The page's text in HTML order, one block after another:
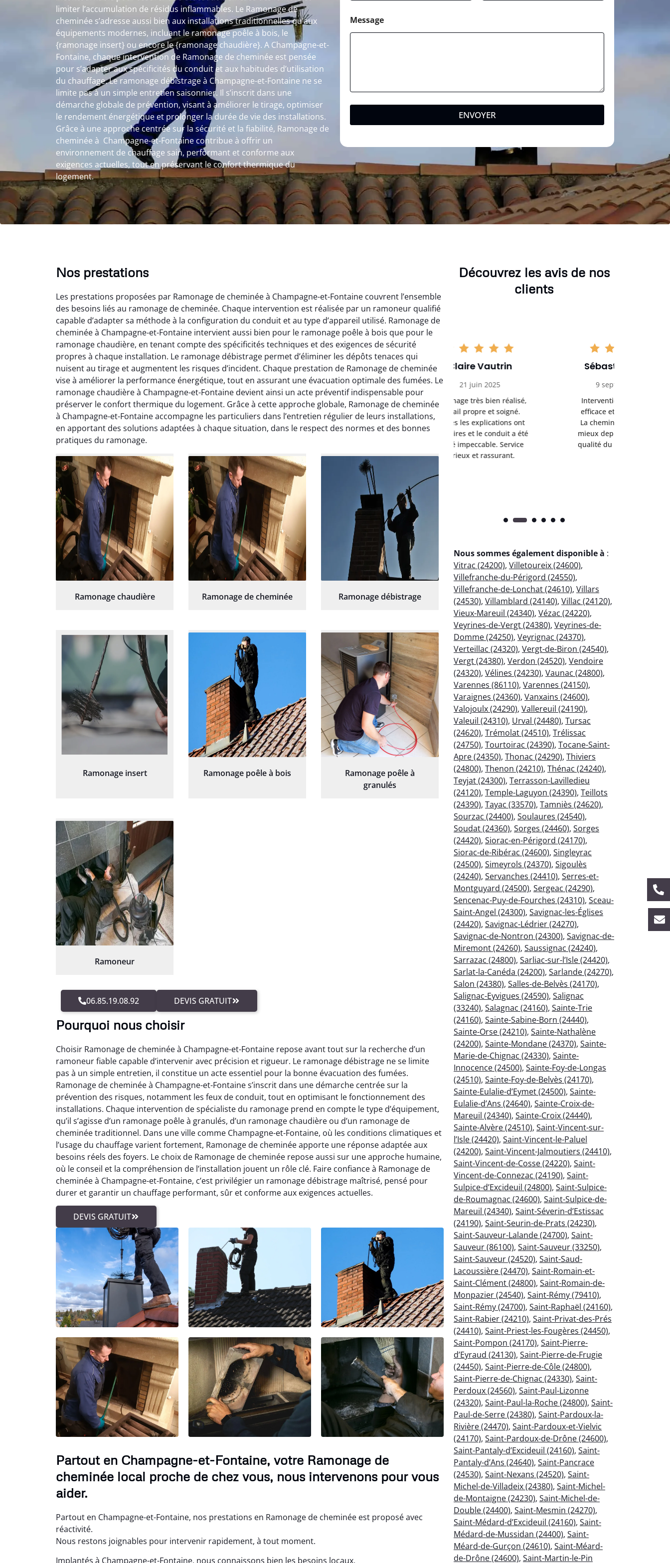
limiter l’accumulation de résidus inflammables. Le Ramonage de
cheminée s’adresse aussi bien aux installations traditionnelles qu’aux
équipements modernes, incluant le ramonage poêle à bois, le
{ramonage insert} ou encore le {ramonage chaudière}. A Champagne-et-
Fontaine, chaque intervention de Ramonage de cheminée est pensée
pour s’adapter aux spécificités du conduit et aux habitudes d’utilisation
du chauffage. Le ramonage débistrage à Champagne-et-Fontaine ne se
limite pas à un simple entretien saisonnier. Il s’inscrit dans une
démarche globale de prévention, visant à améliorer le tirage, optimiser
le rendement énergétique et prolonger la durée de vie des installations.
Grâce à une approche centrée sur la sécurité et la fiabilité, Ramonage de
cheminée à Champagne-et-Fontaine contribue à offrir un
environnement de chauffage sain, performant et conforme aux
exigences actuelles, tout en préservant le confort thermique du
logement.
Message
ENVOYER
Nos prestations
Les prestations proposées par Ramonage de cheminée à Champagne-et-Fontaine couvrent l’ensemble
des besoins liés au ramonage de cheminée. Chaque intervention est réalisée par un ramoneur qualifié
capable d’adapter sa méthode à la configuration du conduit et au type d’appareil utilisé. Ramonage de
cheminée à Champagne-et-Fontaine intervient aussi bien pour le ramonage poêle à bois que pour le
ramonage chaudière, en tenant compte des spécificités techniques et des exigences de sécurité
propres à chaque installation. Le ramonage débistrage permet d’éliminer les dépôts tenaces qui
nuisent au tirage et augmentent les risques d’incident. Chaque prestation de Ramonage de cheminée
vise à améliorer la performance énergétique, tout en assurant une évacuation optimale des fumées. Le
ramonage chaudière à Champagne-et-Fontaine devient ainsi un acte préventif indispensable pour
préserver le confort thermique du logement. Grâce à cette approche globale, Ramonage de cheminée
à Champagne-et-Fontaine accompagne les particuliers dans l’entretien régulier de leurs installations,
en apportant des solutions adaptées à chaque situation, dans le respect des normes et des bonnes
pratiques du ramonage.
Ramonage chaudière Ramonage de cheminée Ramonage débistrage
Ramonage insert Ramonage poêle à bois
Ramonage poêle à
granulés
Ramoneur
06.85.19.08.92 DEVIS GRATUIT
Pourquoi nous choisir
Choisir Ramonage de cheminée à Champagne-et-Fontaine repose avant tout sur la recherche d’un
ramoneur fiable capable d’intervenir avec précision et rigueur. Le ramonage débistrage ne se limite
pas à un simple entretien, il constitue un acte essentiel pour la bonne évacuation des fumées.
Ramonage de cheminée à Champagne-et-Fontaine s’inscrit dans une démarche centrée sur la
prévention des risques, notamment les feux de conduit, tout en optimisant le fonctionnement des
installations. Chaque intervention de spécialiste du ramonage prend en compte le type d’équipement,
qu’il s’agisse d’un ramonage poêle à granulés, d’un ramonage chaudière ou d’un ramonage de
cheminée traditionnel. Dans une ville comme Champagne-et-Fontaine, où les conditions climatiques et
l’usage du chauffage varient fortement, Ramonage de cheminée apporte une réponse adaptée aux
besoins réels des foyers. Le choix de Ramonage de cheminée repose aussi sur une approche humaine,
où le conseil et la compréhension de l’installation jouent un rôle clé. Faire confiance à Ramonage de
cheminée à Champagne-et-Fontaine, c’est privilégier un ramonage débistrage maîtrisé, pensé pour
durer et garantir un chauffage performant, sûr et conforme aux exigences actuelles.
DEVIS GRATUIT
Partout en Champagne-et-Fontaine, votre Ramonage de
cheminée local proche de chez vous, nous intervenons pour vous
aider.
Partout en Champagne-et-Fontaine, nos prestations en Ramonage de cheminée est proposé avec
réactivité.
Nous restons joignables pour intervenir rapidement, à tout moment.
Implantés à Champagne-et-Fontaine, nous connaissons bien les besoins locaux.
Découvrez les avis de nos
clients
Loïc Marchand
24 janvier 2026
Très bon travail de
débistrage et ramonage.
Cheminée parfaitement
nettoyée et fonctionnement
recommande sans
hésitation.
Claire Vautrin
21 juin 2025
Ramonage très bien réalisé,
travail propre et soigné.
Toutes les explications ont
été claires et le conduit a été
sérieux et rassurant.
Sébastien Collard
Intervention de débistrage
efficace et professionnelle.
La cheminée tire beaucoup
mieux depuis. Ponctualité et
qualité du travail au rendez-
Nous sommes également disponible à :
Vitrac (24200), Villetoureix (24600),
Villefranche-du-Périgord (24550),
Villefranche-de-Lonchat (24610), Villars
(24530), Villamblard (24140), Villac (24120),
Vieux-Mareuil (24340), Vézac (24220),
Veyrines-de-Vergt (24380), Veyrines-de-
Domme (24250), Veyrignac (24370),
Verteillac (24320), Vergt-de-Biron (24540),
Vergt (24380), Verdon (24520), Vendoire
(24320), Vélines (24230), Vaunac (24800),
Varennes (86110), Varennes (24150),
Varaignes (24360), Vanxains (24600),
Valojoulx (24290), Vallereuil (24190),
Valeuil (24310), Urval (24480), Tursac
(24620), Trémolat (24510), Trélissac
(24750), Tourtoirac (24390), Tocane-Saint-
Apre (24350), Thonac (24290), Thiviers
(24800), Thenon (24210), Thénac (24240),
Teyjat (24300), Terrasson-Lavilledieu
(24120), Temple-Laguyon (24390), Teillots
(24390), Tayac (33570), Tamniès (24620),
Sourzac (24400), Soulaures (24540),
Soudat (24360), Sorges (24460), Sorges
(24420), Siorac-en-Périgord (24170),
Siorac-de-Ribérac (24600), Singleyrac
(24500), Simeyrols (24370), Sigoulès
(24240), Servanches (24410), Serres-et-
Montguyard (24500), Sergeac (24290),
Sencenac-Puy-de-Fourches (24310), Sceau-
Saint-Angel (24300), Savignac-les-Églises
(24420), Savignac-Lédrier (24270),
Savignac-de-Nontron (24300), Savignac-de-
Miremont (24260), Saussignac (24240),
Sarrazac (24800), Sarliac-sur-l’Isle (24420),
Sarlat-la-Canéda (24200), Sarlande (24270),
Salon (24380), Salles-de-Belvès (24170),
Salignac-Eyvigues (24590), Salignac
(33240), Salagnac (24160), Sainte-Trie
(24160), Sainte-Sabine-Born (24440),
Sainte-Orse (24210), Sainte-Nathalène
(24200), Sainte-Mondane (24370), Sainte-
Marie-de-Chignac (24330), Sainte-
Innocence (24500), Sainte-Foy-de-Longas
(24510), Sainte-Foy-de-Belvès (24170),
Sainte-Eulalie-d’Eymet (24500), Sainte-
Eulalie-d’Ans (24640), Sainte-Croix-de-
Mareuil (24340), Sainte-Croix (24440),
Sainte-Alvère (24510), Saint-Vincent-sur-
l’Isle (24420), Saint-Vincent-le-Paluel
(24200), Saint-Vincent-Jalmoutiers (24410),
Saint-Vincent-de-Cosse (24220), Saint-
Vincent-de-Connezac (24190), Saint-
Sulpice-d’Excideuil (24800), Saint-Sulpice-
de-Roumagnac (24600), Saint-Sulpice-de-
Mareuil (24340), Saint-Séverin-d’Estissac
(24190), Saint-Seurin-de-Prats (24230),
Saint-Sauveur-Lalande (24700), Saint-
Sauveur (86100), Saint-Sauveur (33250),
Saint-Sauveur (24520), Saint-Saud-
Lacoussière (24470), Saint-Romain-et-
Saint-Clément (24800), Saint-Romain-de-
Monpazier (24540), Saint-Rémy (79410),
Saint-Rémy (24700), Saint-Raphaël (24160),
Saint-Rabier (24210), Saint-Privat-des-Prés
(24410), Saint-Priest-les-Fougères (24450),
Saint-Pompon (24170), Saint-Pierre-
d’Eyraud (24130), Saint-Pierre-de-Frugie
(24450), Saint-Pierre-de-Côle (24800),
Saint-Pierre-de-Chignac (24330), Saint-
Perdoux (24560), Saint-Paul-Lizonne
(24320), Saint-Paul-la-Roche (24800), Saint-
Paul-de-Serre (24380), Saint-Pardoux-la-
Rivière (24470), Saint-Pardoux-et-Vielvic
(24170), Saint-Pardoux-de-Drône (24600),
Saint-Pantaly-d’Excideuil (24160), Saint-
Pantaly-d’Ans (24640), Saint-Pancrace
(24530), Saint-Nexans (24520), Saint-
Michel-de-Villadeix (24380), Saint-Michel-
de-Montaigne (24230), Saint-Michel-de-
Double (24400), Saint-Mesmin (24270),
Saint-Médard-d’Excideuil (24160), Saint-
Médard-de-Mussidan (24400), Saint-
Méard-de-Gurçon (24610), Saint-Méard-
de-Drône (24600), Saint-Martin-le-Pin